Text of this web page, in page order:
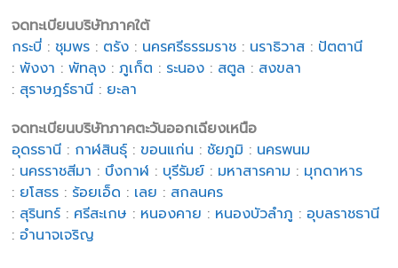
จดทะเบียนบริษัทภาคใต้
กระบี่ : ชุมพร : ตรัง : นครศรีธรรมราช : นราธิวาส : ปัตตานี
:พังงา :พัทลุง :ภูเก็ต : ระนอง : สตูล : สงขลา
: สุราษฎร์ธานี : ยะลา
จดทะเบียนบริษัทภาคตะวันออกเฉียงเหนือ
อุดรธานี : กาฬสินธุ์ : ขอนแก่น : ชัยภูมิ : นครพนม
: นครราชสีมา : บึงกาฬ : บุรีรัมย์ : มหาสารคาม : มุกดาหาร
: ยโสธร : ร้อยเอ็ด : เลย : สกลนคร
: สุรินทร์ : ศรีสะเกษ : หนองคาย : หนองบัวลำภู : อุบลราชธานี
: อำนาจเจริญ